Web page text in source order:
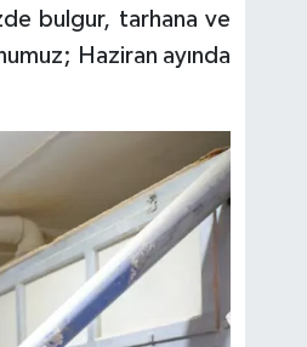
bulgur, tarhana ve
Haziran ayında